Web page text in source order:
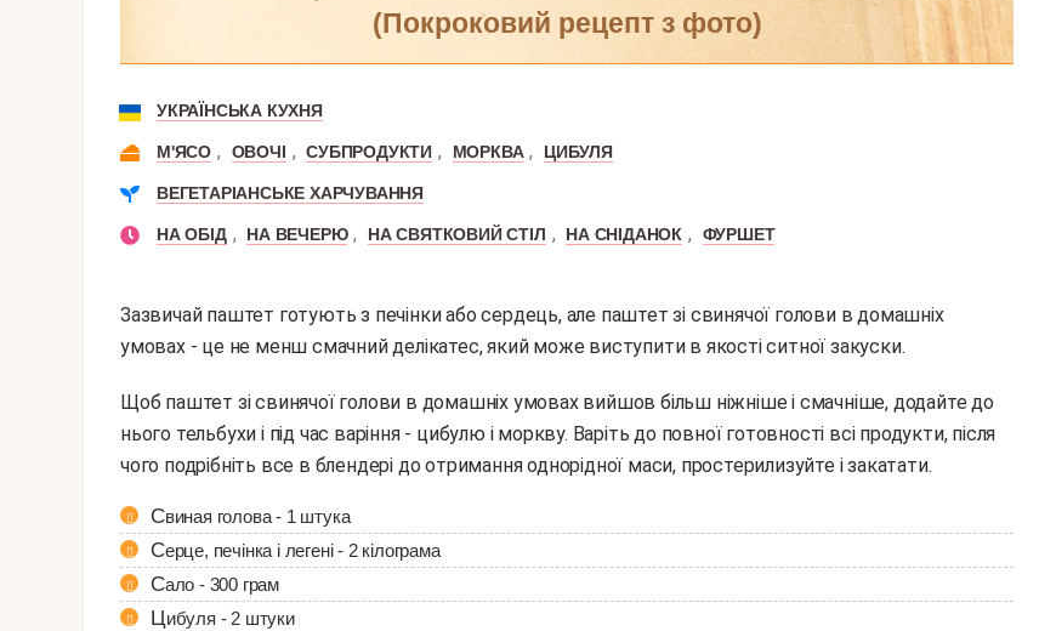
(покроковий рецепт з фото)
УКРАЇНСЬКА КУХНЯ
М'ЯСО , ОВОЧІ , СУБПРОДУКТИ , МОРКВА , ЦИБУЛЯ
ВЕГЕТАРІАНСЬКЕ ХАРЧУВАННЯ
НА ОБІД , НА ВЕЧЕРЮ , НА СВЯТКОВИЙ СТІЛ , НА СНІДАНОК , ФУРШЕТ
Зазвичай паштет готують з печінки або сердець, але паштет зі свинячої голови в домашніх
умовах - це не менш смачний делікатес, який може виступити в якості ситної закуски.
Щоб паштет зі свинячої голови в домашніх умовах вийшов більш ніжніше і смачніше, додайте до
нього тельбухи і під час варіння - цибулю і моркву. Варіть до повної готовності всі продукти, після
чого подрібніть все в блендері до отримання однорідної маси, простерилизуйте і закатати.
Свиная голова - 1 штука
Серце, печінка і легені - 2 кілограма
Сало - 300 грам
Цибуля - 2 штуки